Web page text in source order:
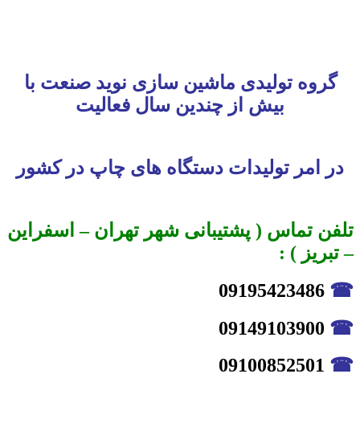
گروه تولیدی ماشین سازی نوید صنعت با
بیش از چندین سال فعالیت
در امر تولیدات دستگاه های چاپ در کشور
تلفن تماس ( پشتیبانی شهر تهران – اسفراین
– تبریز ) :
☎
☎
☎